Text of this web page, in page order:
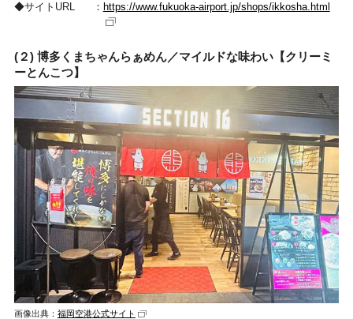
サイトURL https://www.fukuoka-airport.jp/shops/ikkosha.html
(２) 博多くまちゃんらぁめん／マイルドな味わい【クリーミ
ーとんこつ】
画像出典： 福岡空港公式サイト